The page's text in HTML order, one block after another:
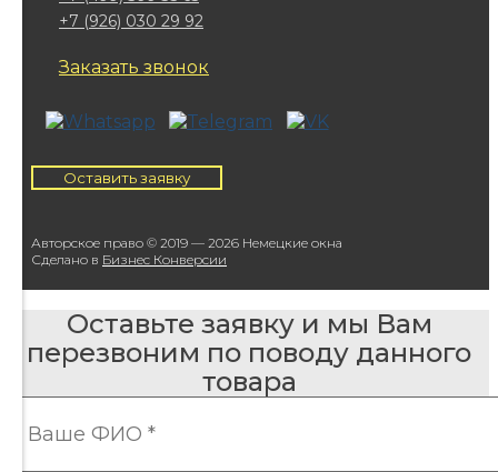
+7 (926) 030 29 92
Заказать звонок
Оставить заявку
Авторское право © 2019 — 2026 Немецкие окна
Сделано в Бизнес Конверсии
Оставьте заявку и мы Вам
перезвоним по поводу данного
товара